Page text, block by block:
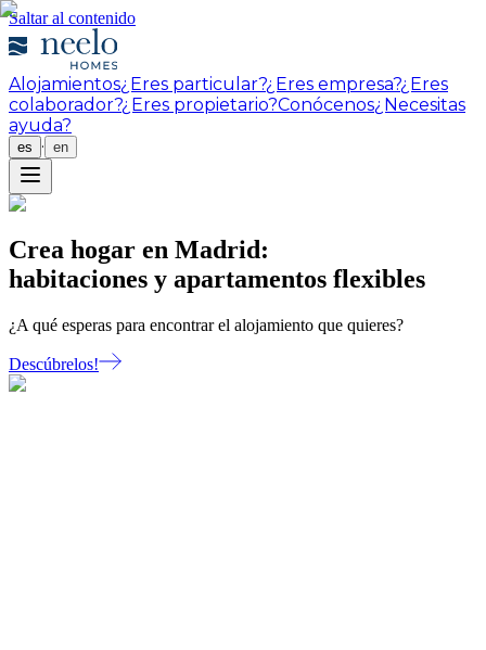
Saltar al contenido
Alojamientos¿Eres particular?¿Eres empresa?¿Eres
colaborador?¿Eres propietario?Conócenos¿Necesitas
ayuda?
es · en
Crea hogar en Madrid:
habitaciones y apartamentos flexibles
¿A qué esperas para encontrar el alojamiento que quieres?
Descúbrelos!